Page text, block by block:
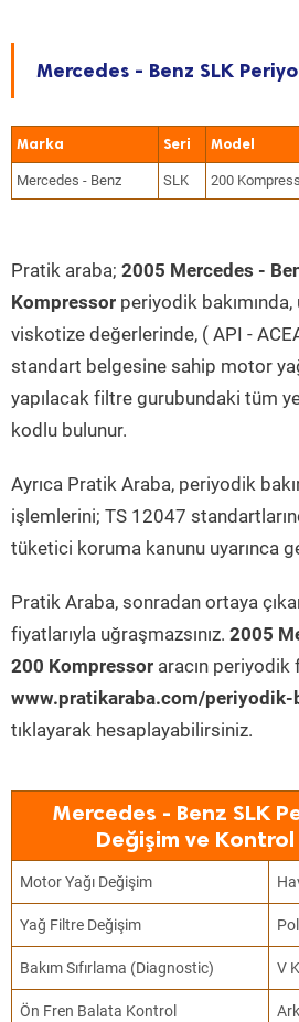
Mercedes - Benz SLK
Marka Seri Model
Mercedes - Benz SLK 200
Pratik araba; 2005 Mercedes -
Kompressor periyodik
viskotize değerlerinde, ( API -
standart belgesine sahip motor
yapılacak filtre gurubundaki tüm
kodlu bulunur.
Ayrıca Pratik Araba, periyodik
işlemlerini; TS 12047
tüketici koruma kanunu uyarınca
Pratik Araba, sonradan ortaya
fiyatlarıyla uğraşmazsınız. 2005
200 Kompressor aracın periyodik
www.pratikaraba.com/
tıklayarak hesaplayabilirsiniz.
Mercedes - Benz SLK
Değişim ve
Motor Yağı Değişim
Yağ Filtre Değişim
Bakım Sıfırlama (Diagnostic) V
Ön Fren Balata Kontrol